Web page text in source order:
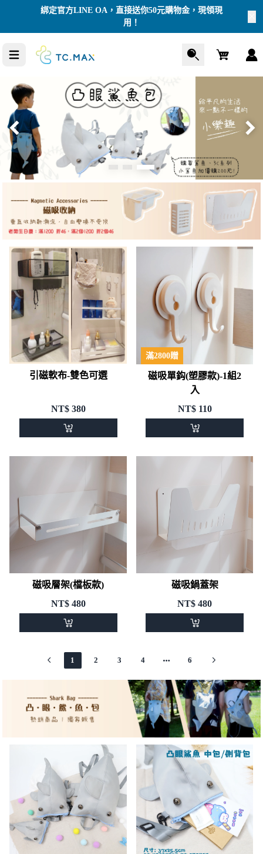
綁定官方LINE OA，直接送你50元購物金，現領現
用！
Cart
引磁軟布-雙色可選
NT$380
滿2800贈
磁吸單鈎(塑膠款)-1組2
入
NT$110
磁吸層架(檔板款)
NT$480
磁吸鍋蓋架
NT$ 480
1 2 3 4 6
手機支架 3C 加購商品